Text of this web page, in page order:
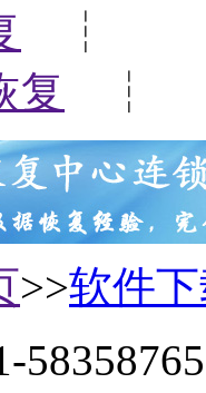
┆
复
┆
>>软件
58358765